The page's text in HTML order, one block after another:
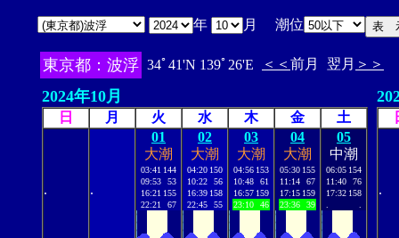
年 月 潮位
東京都：波浮 34ﾟ41'N 139ﾟ26'E ＜＜ 前月 翌月 ＞＞
2024年10月
日 月 火 水 木 金 土
. .
01
大潮
03:41 144
09:53
53
16:21 155
22:21
67
02
大潮
04:20 150
10:22
56
16:39 158
22:45
55
03
大潮
04:56 153
10:48
61
16:57 159
23:10
46
04
大潮
05:30 155
11:14
67
17:15 159
23:36
39
05
中潮
06:05 154
11:40
76
17:32 158
.